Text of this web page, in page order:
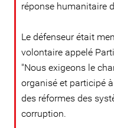
réponse humanitaire
Le défenseur était
volontaire appelé
"Nous exigeons le
organisé et participé
des réformes des
corruption.